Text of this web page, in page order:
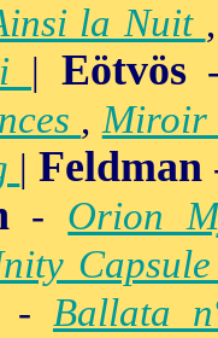
la Nuit
| Eötvös
,Miroir
|Feldman
- Orion
- Ballata